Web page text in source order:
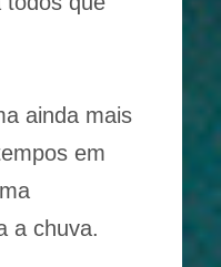
ainda mais
em
a chuva.